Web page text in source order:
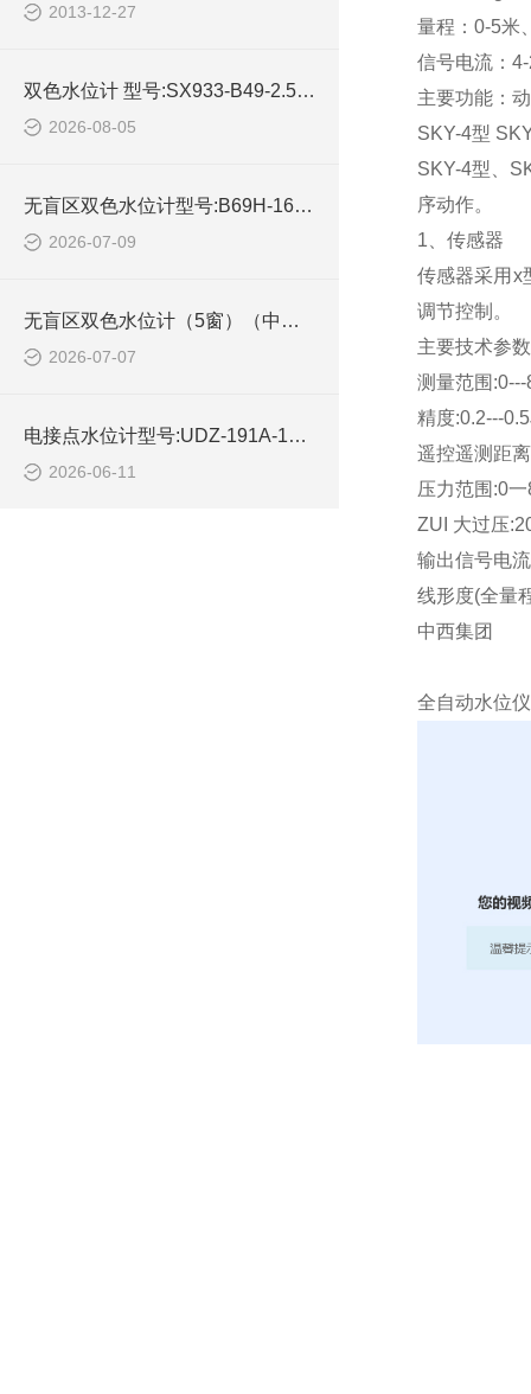
2013-12-27
双色水位计 型号:SX933-B49-2.5-400库号：M22793的简单介绍
2026-08-05
无盲区双色水位计型号:B69H-16/2-W库号：M334289devil技术参数
2026-07-09
无盲区双色水位计（5窗）（中西器材） 型号:ZHTC-SMW22-6的技术介绍
2026-07-07
电接点水位计型号:UDZ-191A-10库号：M414450的简单介绍
2026-06-11
量程：0-5米
信号电流：
主要功能：
SKY-4型
SKY-4型、
序动作。
1、传感器
传感器采用x
调节控制。
主要技术参
测量范围:0---
精度:0.2---
遥控遥测距
压力范围:0
ZUI 大过压
输出信号电
线形度(全量
中西集团
全自动水位